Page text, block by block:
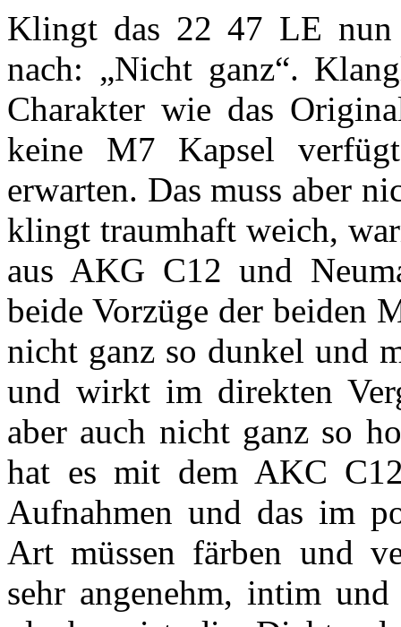
Klingt das 22 47 LE
nach: „Nicht ganz“.
Charakter wie das
keine M7 Kapsel
erwarten. Das muss aber
klingt traumhaft weich,
aus AKG C12 und
beide Vorzüge der beiden
nicht ganz so dunkel und
und wirkt im direkten
aber auch nicht ganz so
hat es mit dem AKC
Aufnahmen und das im
Art müssen färben und
sehr angenehm, intim